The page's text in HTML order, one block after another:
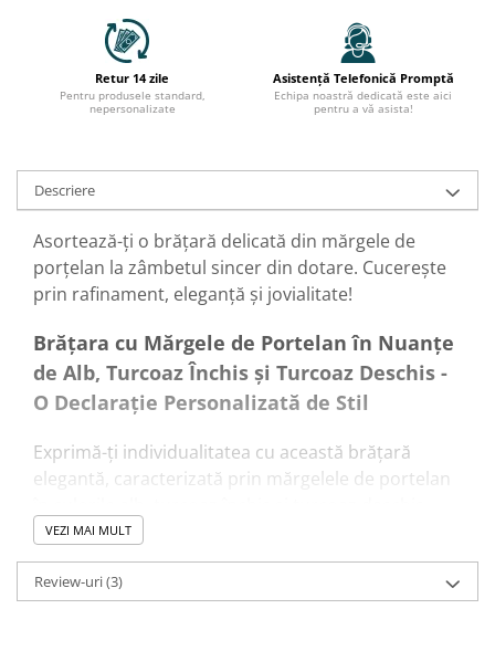
Retur 14 zile
Pentru produsele standard,
nepersonalizate
Asistență Telefonică Promptă
Echipa noastră dedicată este aici
pentru a vă asista!
Descriere
Asortează-ți o brățară delicată din mărgele de
porțelan la zâmbetul sincer din dotare. Cucerește
prin rafinament, eleganță și jovialitate!
Brățara cu Mărgele de Portelan în Nuanțe
de Alb, Turcoaz Închis și Turcoaz Deschis -
O Declarație Personalizată de Stil
Exprimă-ți individualitatea cu această brățară
elegantă, caracterizată prin mărgelele de portelan
Este un accesoriu de o eleganță simplă, dar cu o
notă de personalitate puternică datorită
posibilității de a personaliza bănuțul cu un mesaj
VEZI MAI MULT
Review-uri(3)